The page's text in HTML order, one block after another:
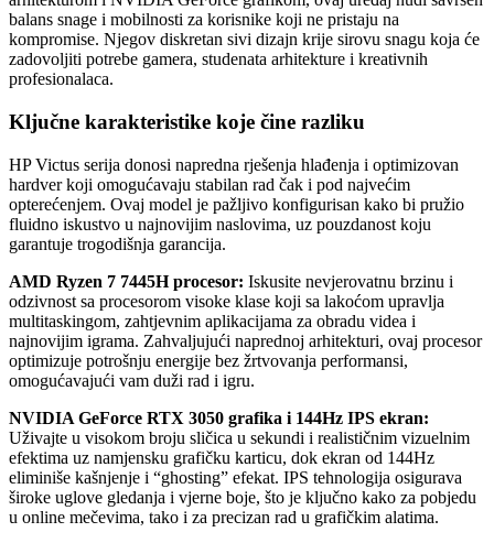
balans snage i mobilnosti za korisnike koji ne pristaju na
kompromise. Njegov diskretan sivi dizajn krije sirovu snagu koja će
zadovoljiti potrebe gamera, studenata arhitekture i kreativnih
profesionalaca.
Ključne karakteristike koje čine razliku
HP Victus serija donosi napredna rješenja hlađenja i optimizovan
hardver koji omogućavaju stabilan rad čak i pod najvećim
opterećenjem. Ovaj model je pažljivo konfigurisan kako bi pružio
fluidno iskustvo u najnovijim naslovima, uz pouzdanost koju
garantuje trogodišnja garancija.
AMD Ryzen 7 7445H procesor: Iskusite nevjerovatnu brzinu i
odzivnost sa procesorom visoke klase koji sa lakoćom upravlja
multitaskingom, zahtjevnim aplikacijama za obradu videa i
najnovijim igrama. Zahvaljujući naprednoj arhitekturi, ovaj procesor
optimizuje potrošnju energije bez žrtvovanja performansi,
omogućavajući vam duži rad i igru.
NVIDIA GeForce RTX 3050 grafika i 144Hz IPS ekran:
Uživajte u visokom broju sličica u sekundi i realističnim vizuelnim
efektima uz namjensku grafičku karticu, dok ekran od 144Hz
eliminiše kašnjenje i “ghosting” efekat. IPS tehnologija osigurava
široke uglove gledanja i vjerne boje, što je ključno kako za pobjedu
u online mečevima, tako i za precizan rad u grafičkim alatima.